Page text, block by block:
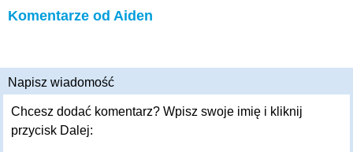
Komentarze od Aiden
Napisz wiadomość
Chcesz dodać komentarz? Wpisz swoje imię i kliknij
przycisk Dalej: